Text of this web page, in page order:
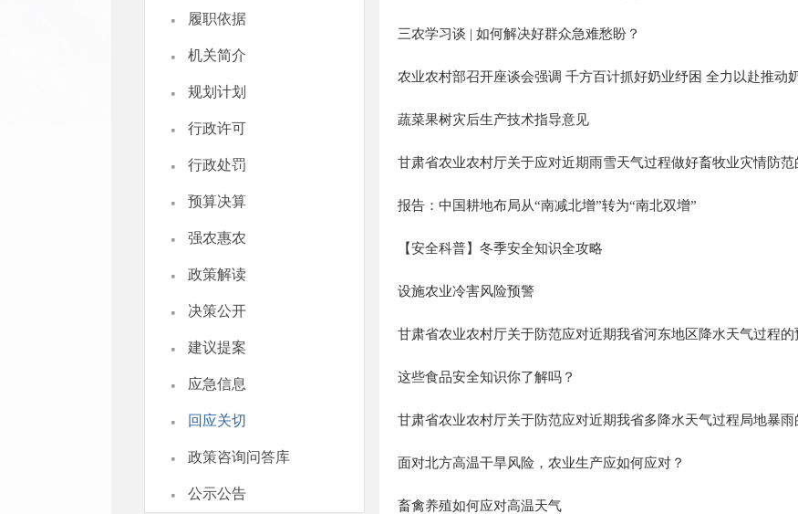
· 履职依据
· 机关简介
· 规划计划
· 行政许可
· 行政处罚
· 预算决算
· 强农惠农
· 政策解读
· 决策公开
· 建议提案
· 应急信息
· 回应关切
· 政策咨询问答库
· 公示公告
三农学习谈 | 如何解决好群众急难愁盼？
农业农村部召开座谈会强调 千方百计抓好奶业纾困 全力以赴推动
蔬菜果树灾后生产技术指导意见
甘肃省农业农村厅关于应对近期雨雪天气过程做好畜牧业灾情防范
报告：中国耕地布局从“南减北增”转为“南北双增”
【安全科普】冬季安全知识全攻略
设施农业冷害风险预警
甘肃省农业农村厅关于防范应对近期我省河东地区降水天气过程的
这些食品安全知识你了解吗？
甘肃省农业农村厅关于防范应对近期我省多降水天气过程局地暴雨
面对北方高温干旱风险，农业生产应如何应对？
畜禽养殖如何应对高温天气